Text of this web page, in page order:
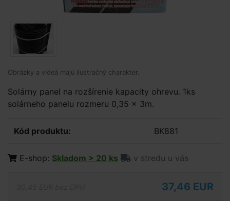
Obrázky a videá majú ilustračný charakter.
Solárny panel na rozšírenie kapacity ohrevu. 1ks
solárneho panelu rozmeru 0,35 x 3m.
Kód produktu: BK881
E-shop: Skladom > 20 ks v stredu u vás
37,46 EUR